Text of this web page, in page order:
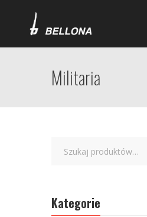
Militaria
Kategorie